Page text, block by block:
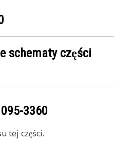
schematy części
095-3360
tej części.